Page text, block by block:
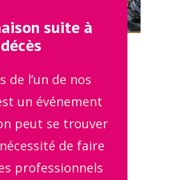
suite à
décès
de l’un de nos
un événement
peut se trouver
de faire
professionnels